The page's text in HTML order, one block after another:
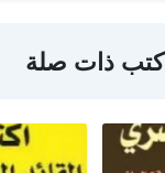
كتب ذات صلة